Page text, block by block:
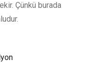
Çünkü burada